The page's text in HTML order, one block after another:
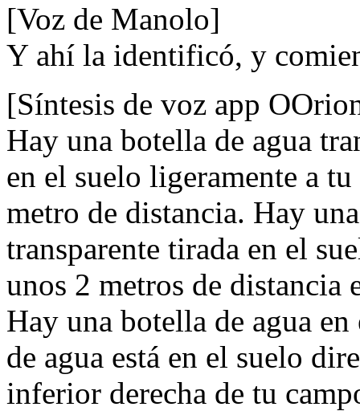
[Voz de Manolo]
Y ahí la identificó, y
[Síntesis de voz app
Hay una botella de agua
en el suelo ligeramente a
metro de distancia. Hay
transparente tirada en el
unos 2 metros de distancia
Hay una botella de agua
de agua está en el suelo
inferior derecha de tu